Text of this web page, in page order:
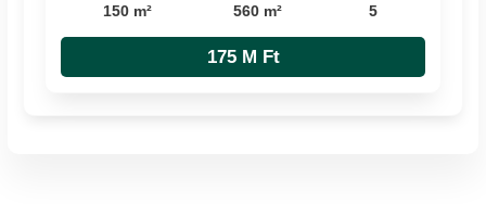
150 m² 560 m² 5
175 M Ft